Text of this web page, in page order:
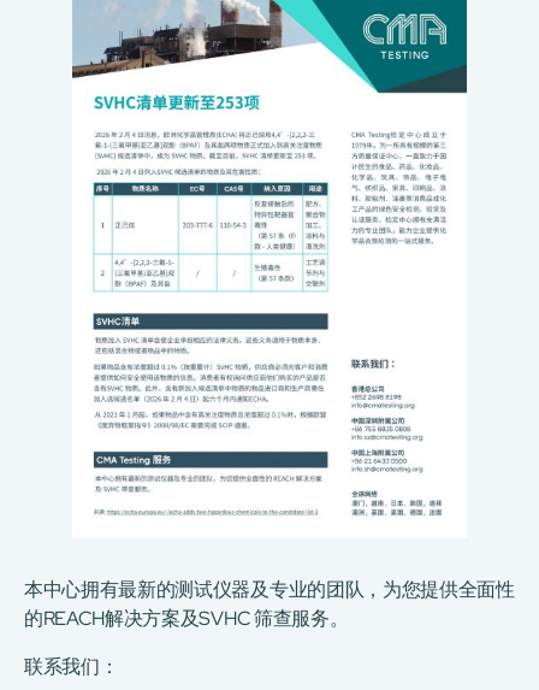
本中心拥有最新的测试仪器及专业的团队，为您提供全面性
的REACH解决方案及SVHC 筛查服务。
联系我们：